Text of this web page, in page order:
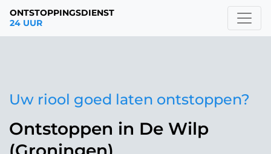
ONTSTOPPINGSDIENST
24 UUR
Uw riool goed laten ontstoppen?
Ontstoppen in De Wilp